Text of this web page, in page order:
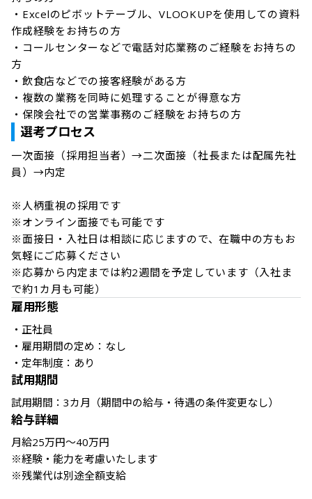
・Excelのピボットテーブル、VLOOKUPを使用しての資料
作成経験をお持ちの方
・コールセンターなどで電話対応業務のご経験をお持ちの
方
・飲食店などでの接客経験がある方
・複数の業務を同時に処理することが得意な方
・保険会社での営業事務のご経験をお持ちの方
選考プロセス
一次面接（採用担当者）→二次面接（社長または配属先社
員）→内定
※人柄重視の採用です
※オンライン面接でも可能です
※面接日・入社日は相談に応じますので、在職中の方もお
気軽にご応募ください
※応募から内定までは約2週間を予定しています（入社ま
で約1カ月も可能）
雇用形態
・正社員
・雇用期間の定め：なし
・定年制度：あり
試用期間
給与詳細
月給25万円～40万円
※経験・能力を考慮いたします
※残業代は別途全額支給